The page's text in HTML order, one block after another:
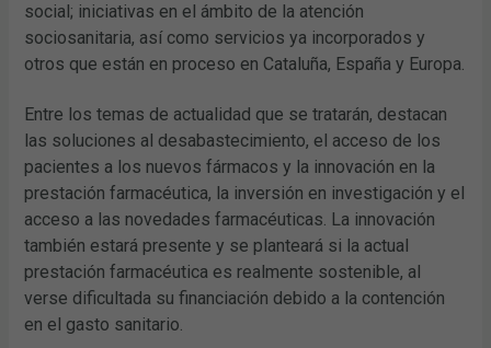
social; iniciativas en el ámbito de la atención
sociosanitaria, así como servicios ya incorporados y
otros que están en proceso en Cataluña, España y Europa.
Entre los temas de actualidad que se tratarán, destacan
las soluciones al desabastecimiento, el acceso de los
pacientes a los nuevos fármacos y la innovación en la
prestación farmacéutica, la inversión en investigación y el
acceso a las novedades farmacéuticas. La innovación
también estará presente y se planteará si la actual
prestación farmacéutica es realmente sostenible, al
verse dificultada su financiación debido a la contención
en el gasto sanitario.